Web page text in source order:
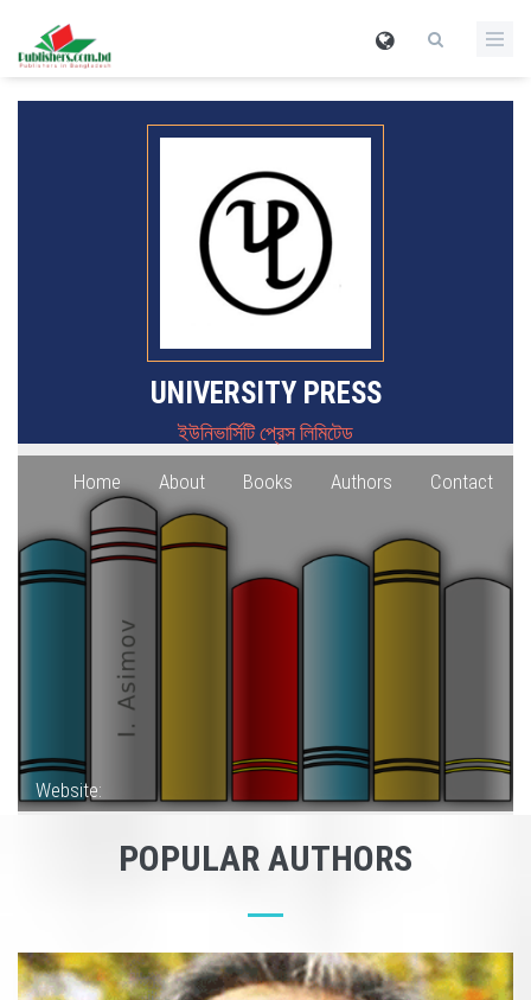
UNIVERSITY PRESS
ইউনিভার্সিটি প্রেস লিমিটেড
Home About Books Authors Contact
Website:
POPULAR AUTHORS